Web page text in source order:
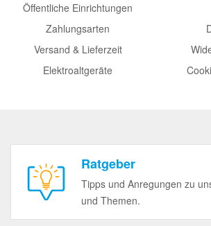
Öffentliche Einrichtungen
Zahlungsarten
Versand & Lieferzeit
Elektroaltgeräte
Ratgeber
Tipps und Anregungen zu
und Themen.